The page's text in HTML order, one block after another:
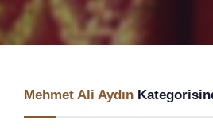
Mehmet Ali Aydın